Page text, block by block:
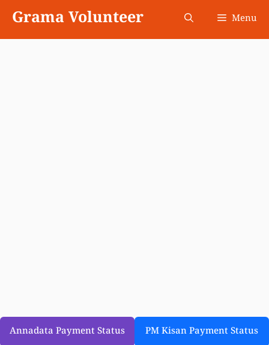
content
Grama Volunteer Menu
Annadata Payment Status PM Kisan Payment Status